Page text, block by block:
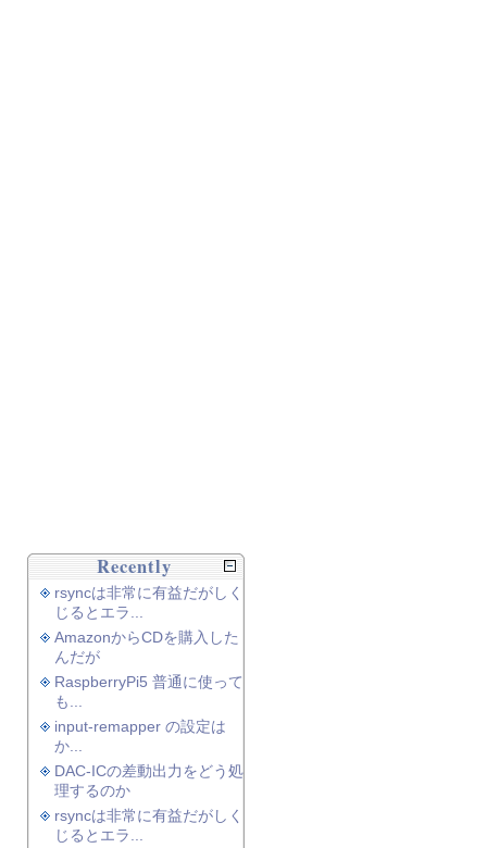
Recently
rsyncは非常に有益だがしく
じるとエラ...
AmazonからCDを購入した
んだが
RaspberryPi5 普通に使って
も...
input-remapper の設定は
か...
DAC-ICの差動出力をどう処
理するのか
rsyncは非常に有益だがしく
じるとエラ...